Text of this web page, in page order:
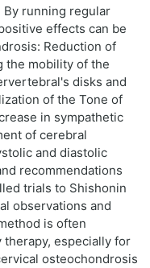
running regular
effects can be
Reduction of
the mobility of the
disks and
of the Tone of
in sympathetic
of cerebral
and diastolic
recommendations
trials to Shishonin
observations and
is often
therapy, especially for
osteochondrosis